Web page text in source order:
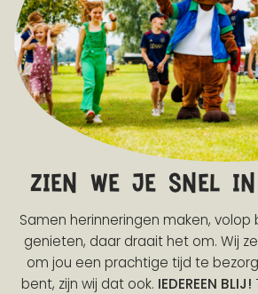
zien we je snel
Samen herinneringen maken,
genieten, daar draait het om. Wij
om jou een prachtige tijd te
bent, zijn wij dat ook. IEDEREEN BLIJ!